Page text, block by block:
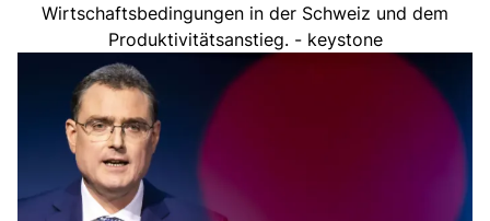
Wirtschaftsbedingungen in der Schweiz und dem
Produktivitätsanstieg. - keystone